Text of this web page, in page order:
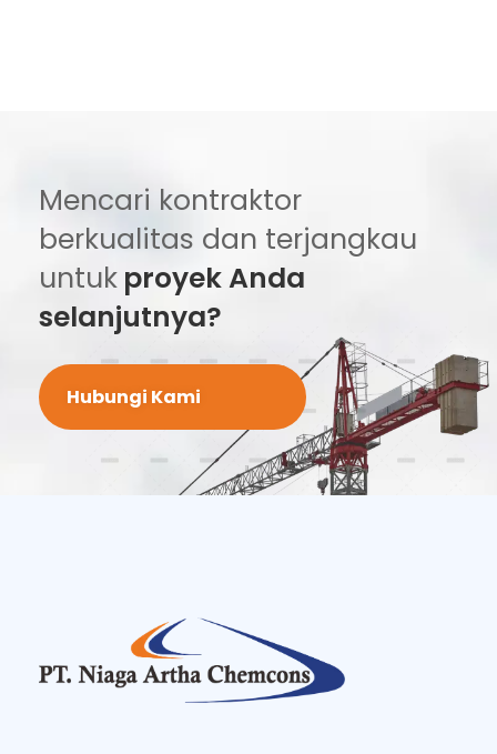
Mencari kontraktor
berkualitas dan terjangkau
untuk proyek Anda
selanjutnya?
Hubungi Kami